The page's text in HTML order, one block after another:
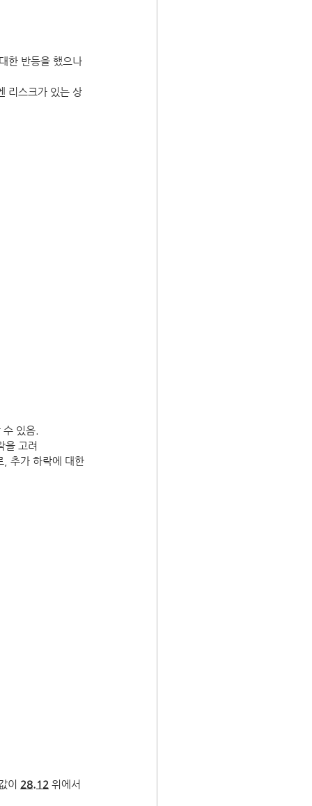
한 반등을 했으나
리스크가 있는 상
있음.
고려
, 추가 하락에 대한
이 28.12 위에서